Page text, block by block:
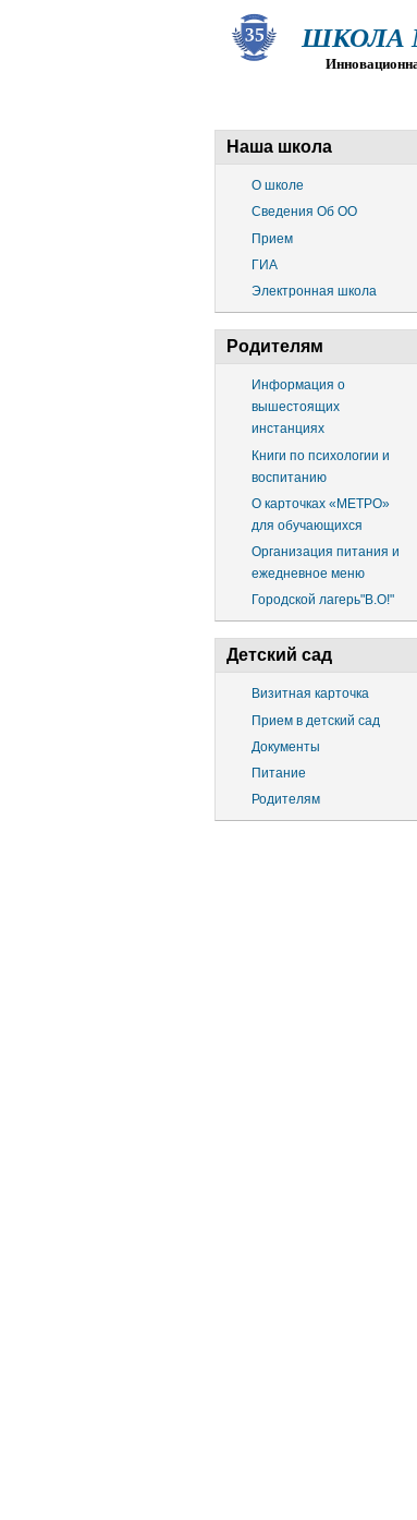
ШКОЛА №
Инновационная
Наша школа
О школе
Сведения Об ОО
Прием
ГИА
Электронная школа
Родителям
Информация о
вышестоящих
инстанциях
Книги по психологии и
воспитанию
О карточках «МЕТРО»
для обучающихся
Организация питания и
ежедневное меню
Городской лагерь"В.О!"
Детский сад
Визитная карточка
Прием в детский сад
Документы
Питание
Родителям